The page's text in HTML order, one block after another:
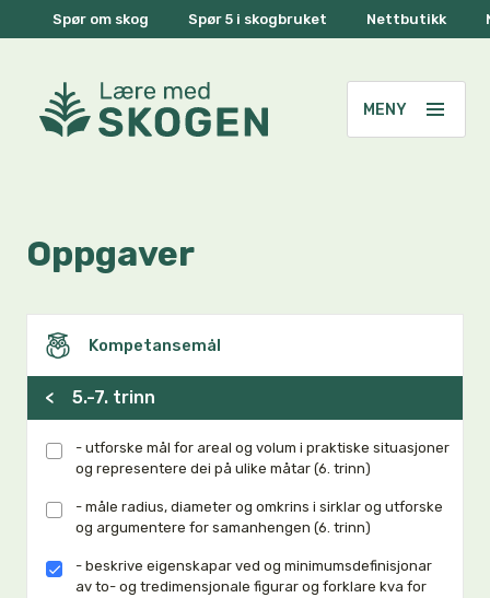
Spør om skog Spør 5 i skogbruket Nettbutikk
Oppgaver
Kompetansemål
< 5.-7. trinn
- utforske mål for areal og volum i praktiske situasjoner
og representere dei på ulike måtar (6. trinn)
- måle radius, diameter og omkrins i sirklar og utforske
og argumentere for samanhengen (6. trinn)
- beskrive eigenskapar ved og minimumsdefinisjonar
av to- og tredimensjonale figurar og forklare kva for